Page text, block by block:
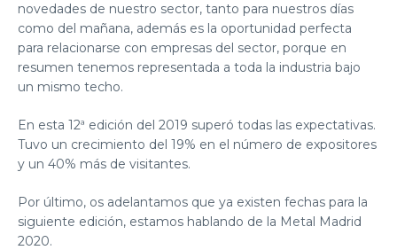
novedades de nuestro sector, tanto para nuestros días
como del mañana, además es la oportunidad perfecta
para relacionarse con empresas del sector, porque en
resumen tenemos representada a toda la industria bajo
un mismo techo.
En esta 12ª edición del 2019 superó todas las expectativas.
Tuvo un crecimiento del 19% en el número de expositores
y un 40% más de visitantes.
Por último, os adelantamos que ya existen fechas para la
siguiente edición, estamos hablando de la Metal Madrid
2020.